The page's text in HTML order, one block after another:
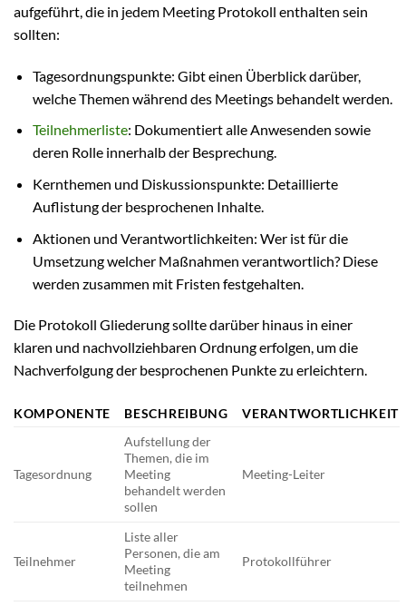
aufgeführt, die in jedem Meeting Protokoll enthalten sein
sollten:
Tagesordnungspunkte: Gibt einen Überblick darüber,
welche Themen während des Meetings behandelt werden.
Teilnehmerliste: Dokumentiert alle Anwesenden sowie
deren Rolle innerhalb der Besprechung.
Kernthemen und Diskussionspunkte: Detaillierte
Auflistung der besprochenen Inhalte.
Aktionen und Verantwortlichkeiten: Wer ist für die
Umsetzung welcher Maßnahmen verantwortlich? Diese
werden zusammen mit Fristen festgehalten.
Die Protokoll Gliederung sollte darüber hinaus in einer
klaren und nachvollziehbaren Ordnung erfolgen, um die
Nachverfolgung der besprochenen Punkte zu erleichtern.
KOMPONENTE BESCHREIBUNG VERANTWORTLICHKEIT
Tagesordnung
Aufstellung der
Themen, die im
Meeting
behandelt werden
sollen
Meeting-Leiter
Teilnehmer
Liste aller
Personen, die am
Meeting
teilnehmen
Protokollführer